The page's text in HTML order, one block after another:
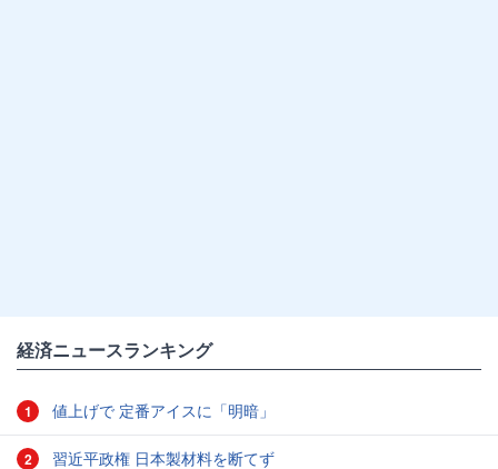
経済ニュースランキング
1 値上げで 定番アイスに「明暗」
2 習近平政権 日本製材料を断てず